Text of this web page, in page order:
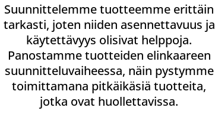
Suunnittelemme tuotteemme erittäin
tarkasti, joten niiden asennettavuus ja
käytettävyys olisivat helppoja.
Panostamme tuotteiden elinkaareen
suunnitteluvaiheessa, näin pystymme
toimittamana pitkäikäsiä tuotteita,
jotka ovat huollettavissa.